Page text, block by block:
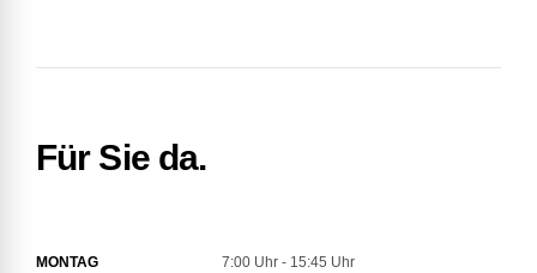
Für Sie da.
MONTAG 7:00 Uhr - 15:45 Uhr